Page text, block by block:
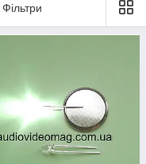
Фільтри